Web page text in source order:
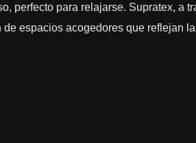
perfecto para relajarse. Supratex, a
espacios acogedores que reflejan